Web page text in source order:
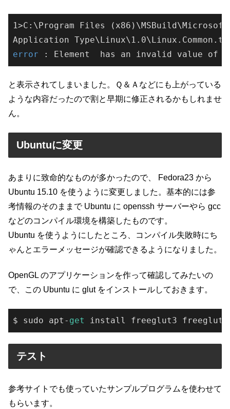
1>C:\Program Files
error : Element
と表示されてしまいました。Ｑ＆Ａなどにも上がっている
ような内容だったので割と早期に修正されるかもしれませ
ん。
Ubuntuに変更
あまりに致命的なものが多かったので、 Fedora23 から
Ubuntu 15.10 を使うように変更しました。基本的には参
考情報のそのままで Ubuntu に openssh サーバーやら gcc
などのコンパイル環境を構築したものです。
Ubuntu を使うようにしたところ、コンパイル失敗時にち
ゃんとエラーメッセージが確認できるようになりました。
OpenGL のアプリケーションを作って確認してみたいの
で、この Ubuntu に glut をインストールしておきます。
$ sudo apt- get install freeglut3
テスト
参考サイトでも使っていたサンプルプログラムを使わせて
もらいます。